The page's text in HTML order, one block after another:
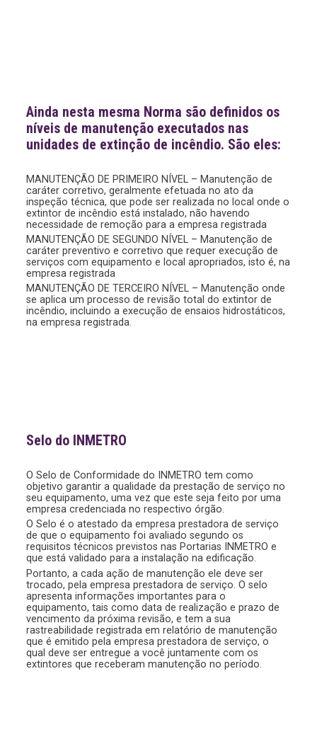
Ainda nesta mesma Norma são definidos os
níveis de manutenção executados nas
unidades de extinção de incêndio. São eles:
MANUTENÇÃO DE PRIMEIRO NÍVEL – Manutenção de
caráter corretivo, geralmente efetuada no ato da
inspeção técnica, que pode ser realizada no local onde o
extintor de incêndio está instalado, não havendo
necessidade de remoção para a empresa registrada
MANUTENÇÃO DE SEGUNDO NÍVEL – Manutenção de
caráter preventivo e corretivo que requer execução de
serviços com equipamento e local apropriados, isto é, na
empresa registrada
MANUTENÇÃO DE TERCEIRO NÍVEL – Manutenção onde
se aplica um processo de revisão total do extintor de
incêndio, incluindo a execução de ensaios hidrostáticos,
na empresa registrada.
Selo do INMETRO
O Selo de Conformidade do INMETRO tem como
objetivo garantir a qualidade da prestação de serviço no
seu equipamento, uma vez que este seja feito por uma
empresa credenciada no respectivo órgão.
O Selo é o atestado da empresa prestadora de serviço
de que o equipamento foi avaliado segundo os
requisitos técnicos previstos nas Portarias INMETRO e
que está validado para a instalação na edificação.
Portanto, a cada ação de manutenção ele deve ser
trocado, pela empresa prestadora de serviço. O selo
apresenta informações importantes para o
equipamento, tais como data de realização e prazo de
vencimento da próxima revisão, e tem a sua
rastreabilidade registrada em relatório de manutenção
que é emitido pela empresa prestadora de serviço, o
qual deve ser entregue a você juntamente com os
extintores que receberam manutenção no período.